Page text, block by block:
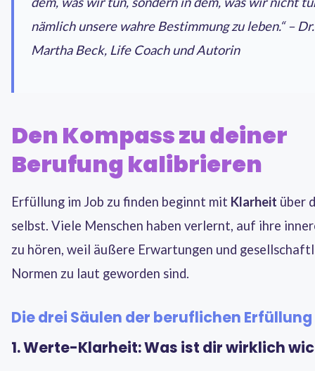
nämlich unsere wahre Bestimmung zu leben.“ – Dr.
Martha Beck, Life Coach und Autorin
Den Kompass zu deiner
Berufung kalibrieren
Erfüllung im Job zu finden beginnt mit Klarheit über
selbst. Viele Menschen haben verlernt, auf ihre
zu hören, weil äußere Erwartungen und
Normen zu laut geworden sind.
Die drei Säulen der beruflichen Erfüllung
1. Werte-Klarheit: Was ist dir wirklich